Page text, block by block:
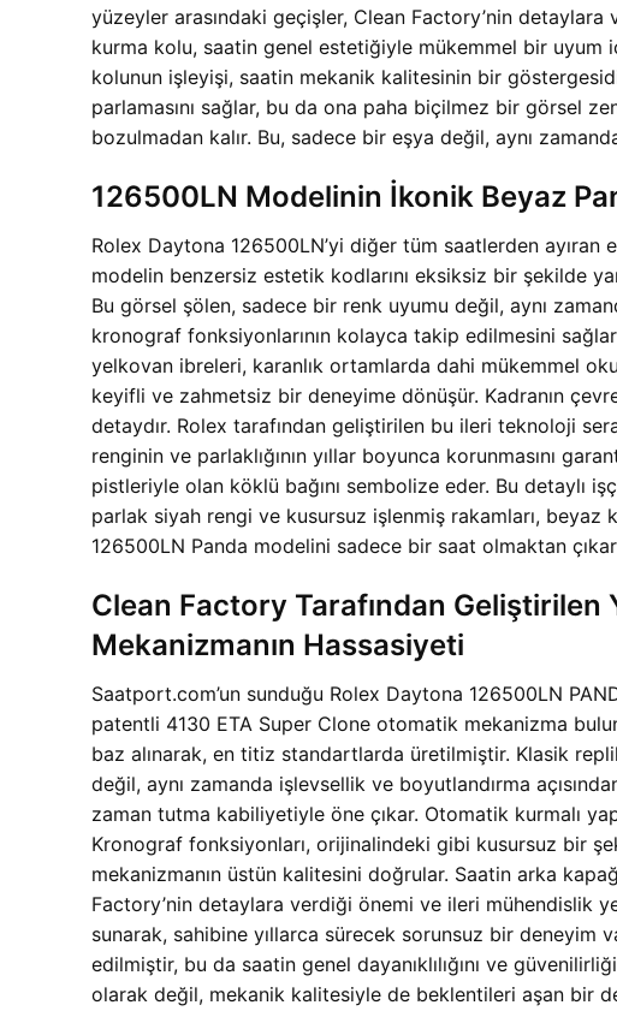
yüzeyler arasındaki geçişler, Clean Factory’nin
kurma kolu, saatin genel estetiğiyle mükemmel bir uyum
kolunun işleyişi, saatin mekanik kalitesinin bir
parlamasını sağlar, bu da ona paha biçilmez bir görsel
bozulmadan kalır. Bu, sadece bir eşya değil, aynı
126500LN Modelinin İkonik Beyaz
Rolex Daytona 126500LN’yi diğer tüm saatlerden ayıran
modelin benzersiz estetik kodlarını eksiksiz bir şekilde
Bu görsel şölen, sadece bir renk uyumu değil, aynı
kronograf fonksiyonlarının kolayca takip edilmesini
yelkovan ibreleri, karanlık ortamlarda dahi mükemmel
keyifli ve zahmetsiz bir deneyime dönüşür. Kadranın
detaydır. Rolex tarafından geliştirilen bu ileri teknoloji
renginin ve parlaklığının yıllar boyunca korunmasını
pistleriyle olan köklü bağını sembolize eder. Bu detaylı
parlak siyah rengi ve kusursuz işlenmiş rakamları, beyaz
126500LN Panda modelini sadece bir saat olmaktan
Clean Factory Tarafından
Mekanizmanın Hassasiyeti
Saatport.com’un sunduğu Rolex Daytona 126500LN
patentli 4130 ETA Super Clone otomatik mekanizma
baz alınarak, en titiz standartlarda üretilmiştir. Klasik
değil, aynı zamanda işlevsellik ve boyutlandırma
zaman tutma kabiliyetiyle öne çıkar. Otomatik kurmalı
Kronograf fonksiyonları, orijinalindeki gibi kusursuz bir
mekanizmanın üstün kalitesini doğrular. Saatin arka
Factory’nin detaylara verdiği önemi ve ileri mühendislik
sunarak, sahibine yıllarca sürecek sorunsuz bir deneyim
edilmiştir, bu da saatin genel dayanıklılığını ve
olarak değil, mekanik kalitesiyle de beklentileri aşan bir